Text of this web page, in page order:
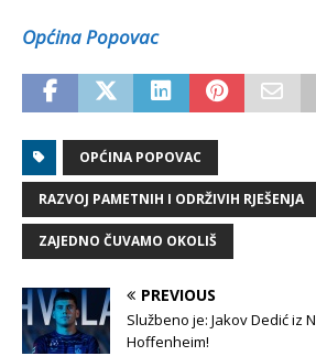
Općina Popovac
OPĆINA POPOVAC
RAZVOJ PAMETNIH I ODRŽIVIH RJEŠENJA
ZAJEDNO ČUVAMO OKOLIŠ
PREVIOUS
Službeno je: Jakov Dedić iz
Hoffenheim!